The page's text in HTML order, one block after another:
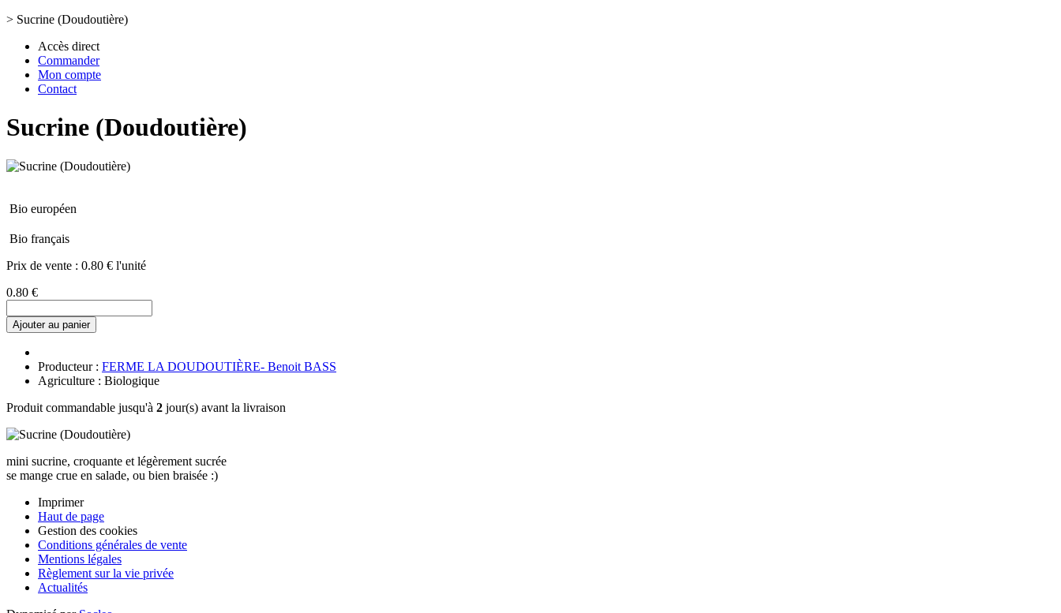
> Sucrine (Doudoutière)
Accès direct
Commander
Mon compte
Contact
Sucrine (Doudoutière)
Bio européen
Bio français
Prix de vente : 0.80 € l'unité
0.80 €
Ajouter au panier
Producteur : FERME LA DOUDOUTIÈRE- Benoit BASS
Agriculture : Biologique
Produit commandable jusqu'à 2 jour(s) avant la livraison
mini sucrine, croquante et légèrement sucrée
se mange crue en salade, ou bien braisée :)
Imprimer
Haut de page
Gestion des cookies
Conditions générales de vente
Mentions légales
Règlement sur la vie privée
Actualités